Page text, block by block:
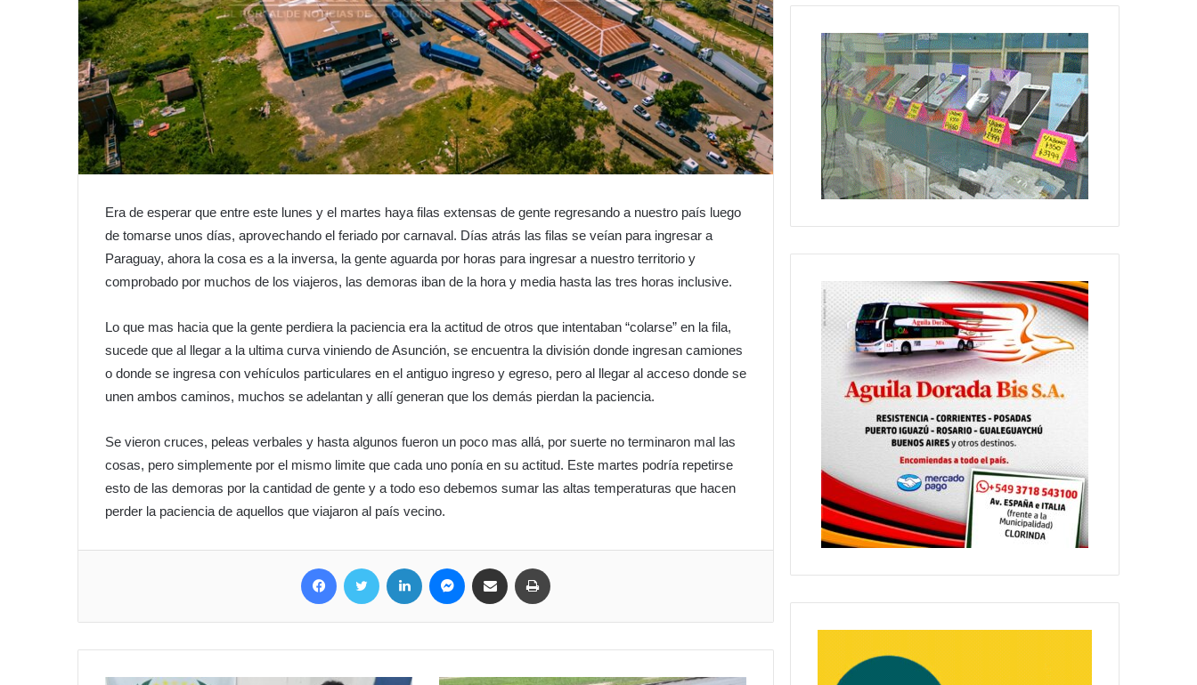
Era de esperar que entre este lunes y el martes haya filas extensas de gente regresando a nuestro país luego
de tomarse unos días, aprovechando el feriado por carnaval. Días atrás las filas se veían para ingresar a
Paraguay, ahora la cosa es a la inversa, la gente aguarda por horas para ingresar a nuestro territorio y
comprobado por muchos de los viajeros, las demoras iban de la hora y media hasta las tres horas inclusive.
Lo que mas hacia que la gente perdiera la paciencia era la actitud de otros que intentaban “colarse” en la fila,
sucede que al llegar a la ultima curva viniendo de Asunción, se encuentra la división donde ingresan camiones
o donde se ingresa con vehículos particulares en el antiguo ingreso y egreso, pero al llegar al acceso donde se
unen ambos caminos, muchos se adelantan y allí generan que los demás pierdan la paciencia.
Se vieron cruces, peleas verbales y hasta algunos fueron un poco mas allá, por suerte no terminaron mal las
cosas, pero simplemente por el mismo limite que cada uno ponía en su actitud. Este martes podría repetirse
esto de las demoras por la cantidad de gente y a todo eso debemos sumar las altas temperaturas que hacen
perder la paciencia de aquellos que viajaron al país vecino.